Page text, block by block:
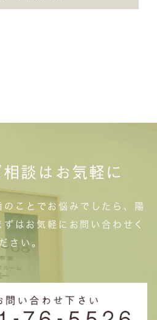
談はお気軽に
ことでお悩みでしたら、陽
はお気軽にお問い合わせく
ださい。